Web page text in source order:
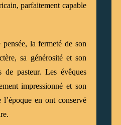
parfaitement capable
la fermeté de son
sa générosité et son
pasteur. Les évêques
impressionné et son
en ont conservé